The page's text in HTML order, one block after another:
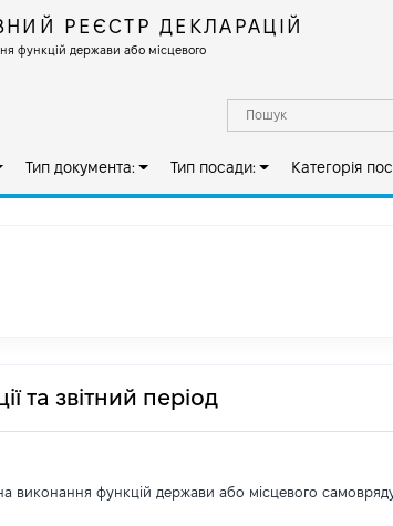
РЕЄСТР ДЕКЛАРАЦІЙ
функцій держави або місцевого
Тип документа: Тип посади: Категорія
та звітний період
виконання функцій держави або місцевого